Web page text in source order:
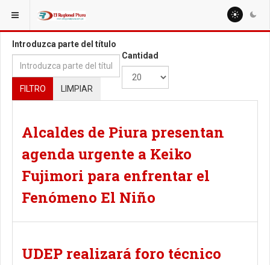
ESTÁ AQUÍ: TAGS
Introduzca parte del título
FILTRO LIMPIAR
Cantidad
Alcaldes de Piura presentan
agenda urgente a Keiko
Fujimori para enfrentar el
Fenómeno El Niño
UDEP realizará foro técnico